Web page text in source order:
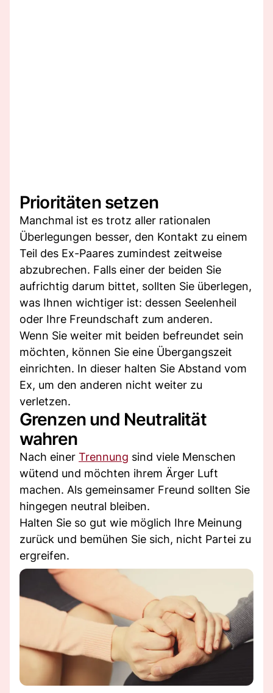
Prioritäten setzen
Manchmal ist es trotz aller rationalen
Überlegungen besser, den Kontakt zu einem
Teil des Ex-Paares zumindest zeitweise
abzubrechen. Falls einer der beiden Sie
aufrichtig darum bittet, sollten Sie überlegen,
was Ihnen wichtiger ist: dessen Seelenheil
oder Ihre Freundschaft zum anderen.
Wenn Sie weiter mit beiden befreundet sein
möchten, können Sie eine Übergangszeit
einrichten. In dieser halten Sie Abstand vom
Ex, um den anderen nicht weiter zu
verletzen.
Grenzen und Neutralität
wahren
Nach einer Trennung sind viele Menschen
wütend und möchten ihrem Ärger Luft
machen. Als gemeinsamer Freund sollten Sie
hingegen neutral bleiben.
Halten Sie so gut wie möglich Ihre Meinung
zurück und bemühen Sie sich, nicht Partei zu
ergreifen.